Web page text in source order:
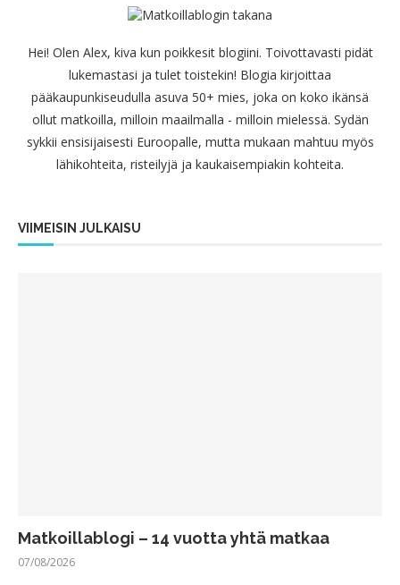
Hei! Olen Alex, kiva kun poikkesit blogiini. Toivottavasti pidät
lukemastasi ja tulet toistekin! Blogia kirjoittaa
pääkaupunkiseudulla asuva 50+ mies, joka on koko ikänsä
ollut matkoilla, milloin maailmalla - milloin mielessä. Sydän
sykkii ensisijaisesti Euroopalle, mutta mukaan mahtuu myös
lähikohteita, risteilyjä ja kaukaisempiakin kohteita.
VIIMEISIN JULKAISU
Matkoillablogi – 14 vuotta yhtä matkaa
07/08/2026